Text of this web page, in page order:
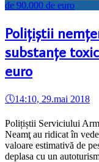
Poliţiştii
substanţe
euro
🕔14:10, 29.mai 2018
Polițiștii Serviciului
Neamţ au ridicat în
valoare estimativă de
deplasa cu un